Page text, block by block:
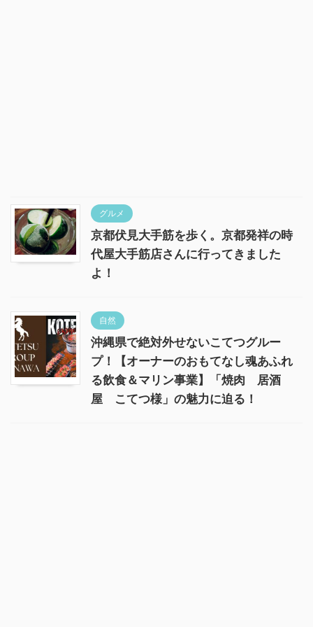
グルメ
京都伏見大手筋を歩く。京都発祥の時
代屋大手筋店さんに行ってきました
よ！
自然
沖縄県で絶対外せないこてつグルー
プ！【オーナーのおもてなし魂あふれ
る飲食＆マリン事業】「焼肉 居酒
屋 こてつ様」の魅力に迫る！